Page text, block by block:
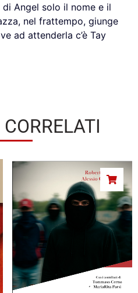
di Angel solo il nome e il
nel frattempo, giunge
ad attenderla c’è Tay